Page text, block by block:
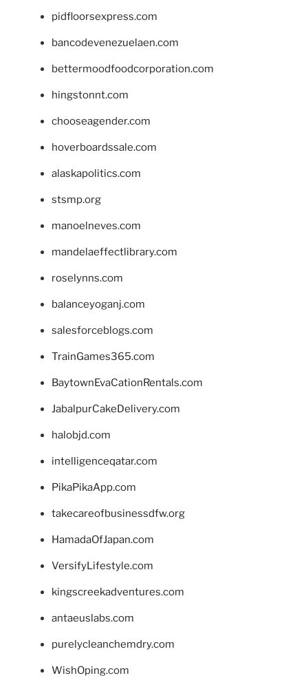
pidfloorsexpress.com
bancodevenezuelaen.com
bettermoodfoodcorporation.com
hingstonnt.com
chooseagender.com
hoverboardssale.com
alaskapolitics.com
stsmp.org
manoelneves.com
mandelaeffectlibrary.com
roselynns.com
balanceyoganj.com
salesforceblogs.com
TrainGames365.com
BaytownEvaCationRentals.com
JabalpurCakeDelivery.com
halobjd.com
intelligenceqatar.com
PikaPikaApp.com
takecareofbusinessdfw.org
HamadaOfJapan.com
VersifyLifestyle.com
kingscreekadventures.com
antaeuslabs.com
purelycleanchemdry.com
WishOping.com